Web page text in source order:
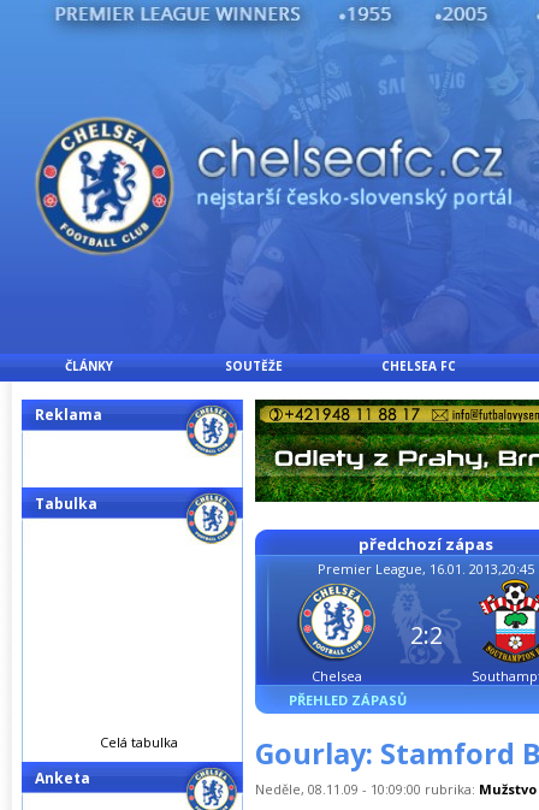
ČLÁNKY SOUTĚŽE CHELSEA FC
předchozí zápas
Premier League, 16.01. 2013,20:45
Chelsea
2:2
PŘEHLED ZÁPASŮ
Gourlay: Stamford
Neděle, 08.11.09 - 10:09:00 rubrika: Mužstvo
Reklama
Tabulka
Celá tabulka
Anketa